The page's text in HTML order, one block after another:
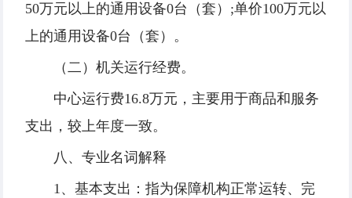
50万元以上的通用设备0台（套）;单价100万元以
上的通用设备0台（套）。
（二）机关运行经费。
中心运行费16.8万元，主要用于商品和服务
支出，较上年度一致。
八、专业名词解释
1、基本支出：指为保障机构正常运转、完